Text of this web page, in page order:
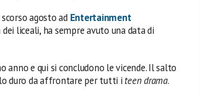
agosto adEntertainment
liceali, ha sempre avuto una data di
anno e qui si concludono le vicende. Il salto
duro da affrontare per tutti i teen drama.